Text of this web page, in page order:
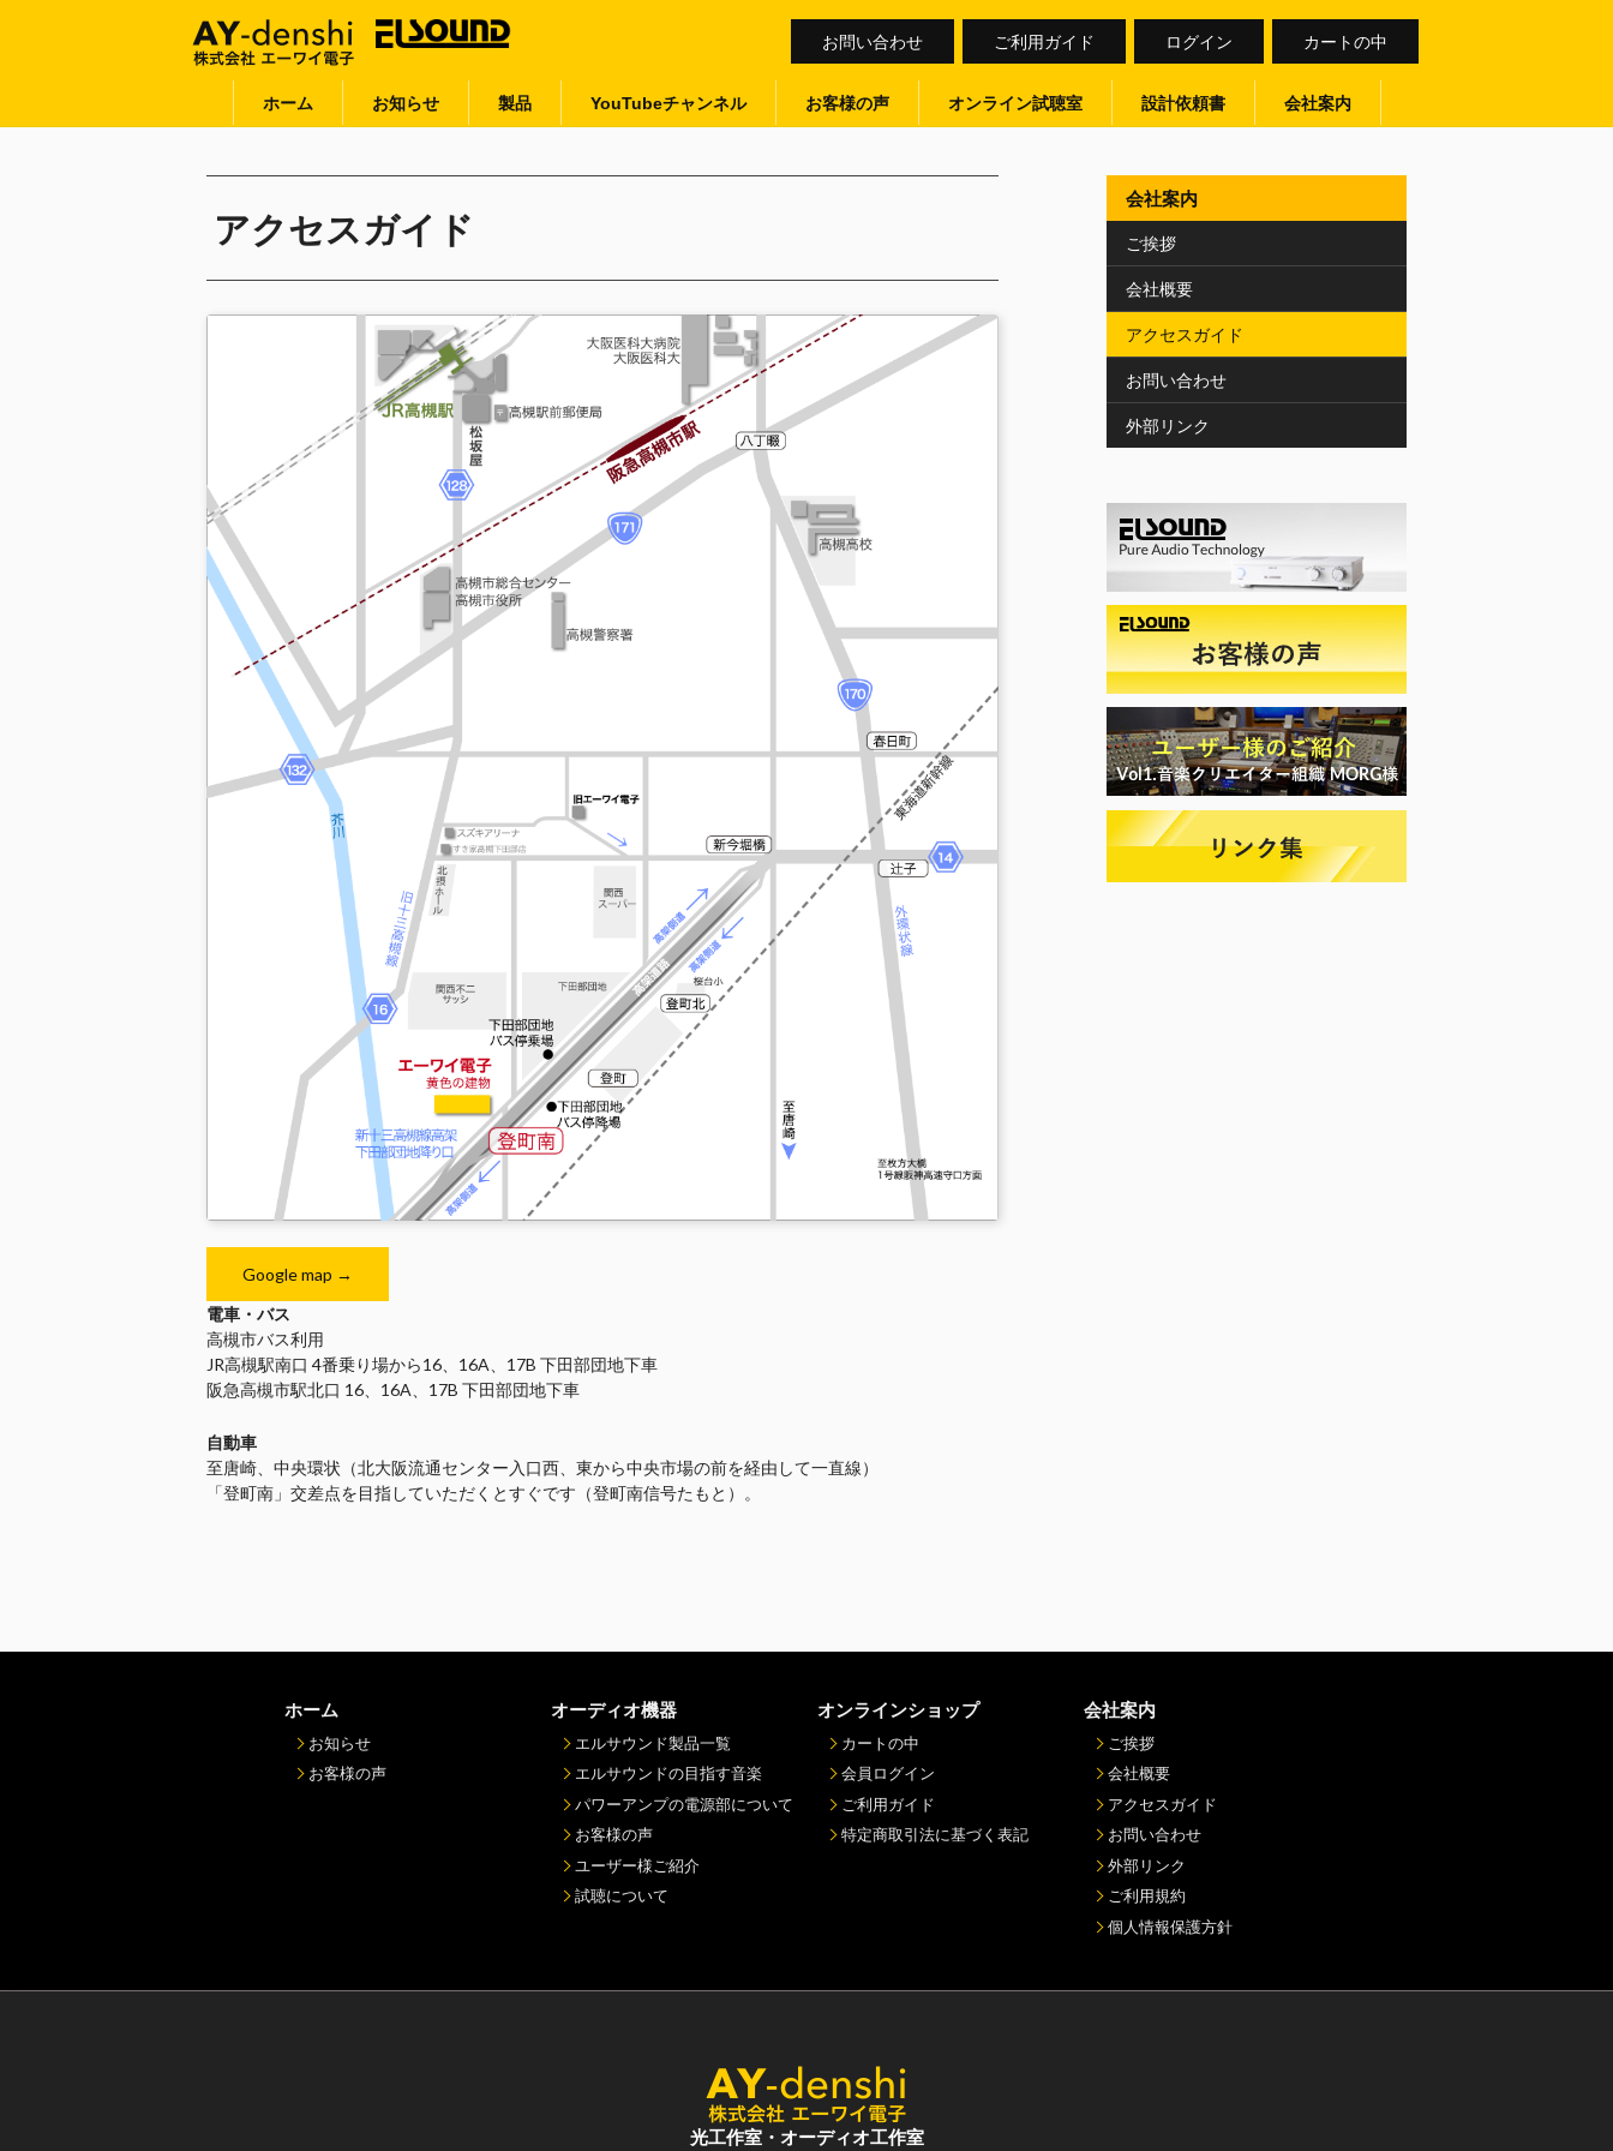
お問い合わせ ご利用ガイド ログイン カートの中
ホーム お知らせ 製品 YouTubeチャンネル お客様の声 オンライン試聴室 設計依頼書 会社案内
アクセスガイド
Google map →
電車・バス
高槻市バス利用
JR高槻駅南口 4番乗り場から16、16A、17B 下田部団地下車
阪急高槻市駅北口 16、16A、17B 下田部団地下車
自動車
至唐崎、中央環状（北大阪流通センター入口西、東から中央市場の前を経由して一直線）
「登町南」交差点を目指していただくとすぐです（登町南信号たもと）。
会社案内
ご挨拶
会社概要
アクセスガイド
お問い合わせ
外部リンク
ホーム
お知らせ
お客様の声
オーディオ機器
エルサウンド製品一覧
エルサウンドの目指す音楽
パワーアンプの電源部について
お客様の声
ユーザー様ご紹介
試聴について
オンラインショップ
カートの中
会員ログイン
ご利用ガイド
特定商取引法に基づく表記
会社案内
ご挨拶
会社概要
アクセスガイド
お問い合わせ
外部リンク
ご利用規約
個人情報保護方針
光工作室・オーディオ工作室